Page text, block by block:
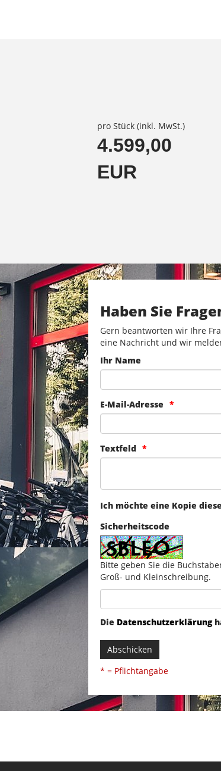
pro Stück (inkl. MwSt.)
4.599,00
EUR
Haben Sie
Gern beantworten wir Ihre
eine Nachricht und wir
Ihr Name
E-Mail-Adresse
Textfeld
Ich möchte eine Kopie
Sicherheitscode
Bitte geben Sie die
Groß- und Kleinschreibung.
Die Datenschutzerklärung
Abschicken
* = Pflichtangabe